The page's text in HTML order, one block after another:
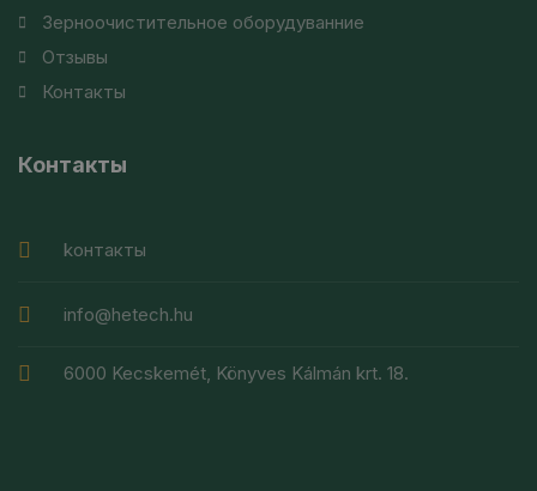
Зерноочистительное оборудуванние
Отзывы
Контакты
Контакты
kонтакты
info@hetech.hu
6000 Kecskemét, Könyves Kálmán krt. 18.